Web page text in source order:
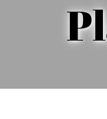
vins – Bières –